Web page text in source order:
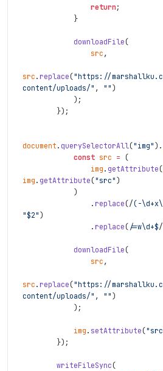
return;
}
downloadFile(
src ,
src . replace("https://
content/uploads/" , "" )
) ;
}) ;
document . querySelectorAll ("img" ) .
const src = (
img . getAttribute(
img . getAttribute("src" )
)
. replace(/(-
"$2" )
. replace( /=w\d+$/
downloadFile(
src ,
src . replace("https://
content/uploads/" , "" )
) ;
img . setAttribute(
}) ;
writeFileSync(